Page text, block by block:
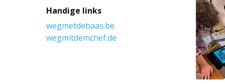
Handige links
wegmetdebaas.be
wegmitdemchef.de